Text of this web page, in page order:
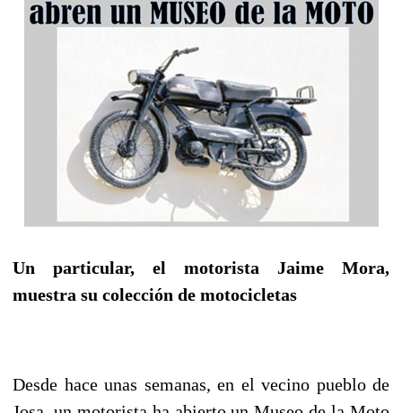
Un particular, el motorista Jaime Mora,
muestra su colección de motocicletas
Desde hace unas semanas, en el vecino pueblo de